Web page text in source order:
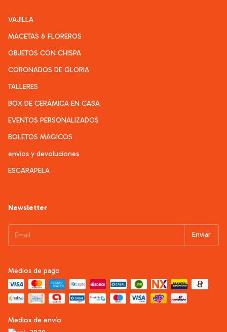
VAJILLA
MACETAS & FLOREROS
OBJETOS CON CHISPA
CORONADOS DE GLORIA
TALLERES
BOX DE CERÁMICA EN CASA
EVENTOS PERSONALIZADOS
BOLETOS MAGICOS
envios y devoluciones
ESCARAPELA
Newsletter
Medios de pago
Medios de envío